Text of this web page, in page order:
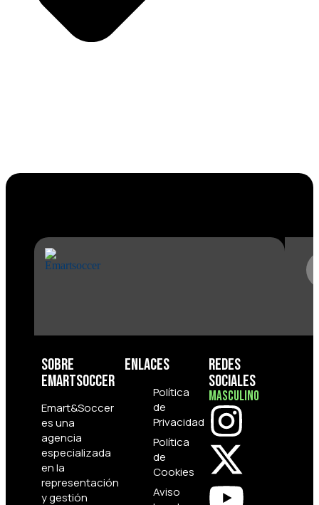
Sobre
Emartsoccer
Emart&Soccer
es una
agencia
especializada
en la
representación
y gestión
Enlaces
Política
de
Privacidad
Política
de
Cookies
Aviso
Redes
Sociales
Masculino